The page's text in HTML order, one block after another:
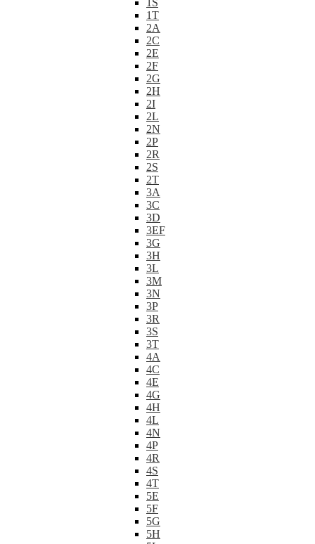
1S
1T
2A
2C
2E
2F
2G
2H
2I
2L
2N
2P
2R
2S
2T
3A
3C
3D
3EF
3G
3H
3L
3M
3N
3P
3R
3S
3T
4A
4C
4E
4G
4H
4L
4N
4P
4R
4S
4T
5E
5F
5G
5H